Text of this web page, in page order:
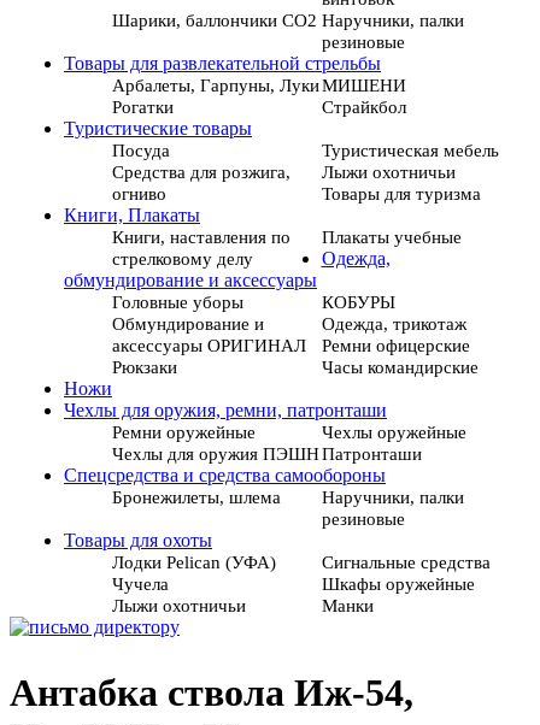
Шарики, баллончики СО2 Наручники, палки
резиновые
Товары для развлекательной стрельбы
Арбалеты, Гарпуны, ЛукиМИШЕНИ
Рогатки
Страйкбол
Туристические товары
Посуда
Туристическая мебель
Средства для розжига,
огниво
Лыжи охотничьи
Товары для туризма
Книги, Плакаты
Книги, наставления по
стрелковому делу
Плакаты учебные
Одежда,
обмундирование и аксессуары
Головные уборы
КОБУРЫ
Обмундирование и
аксессуары ОРИГИНАЛ
Одежда, трикотаж
Ремни офицерские
Рюкзаки
Часы командирские
Ножи
Чехлы для оружия, ремни, патронташи
Ремни оружейные
Чехлы оружейные
Чехлы для оружия ПЭШНПатронташи
Спецсредства и средства самообороны
Бронежилеты, шлема
Наручники, палки
резиновые
Товары для охоты
Лодки Pelican (УФА)
Сигнальные средства
Чучела
Шкафы оружейные
Лыжи охотничьи
Манки
Антабка ствола Иж-54,